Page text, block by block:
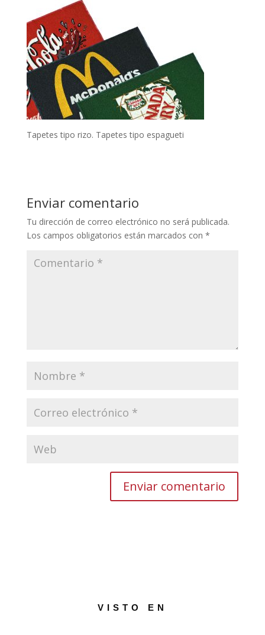
Tapetes tipo rizo. Tapetes tipo espagueti
Enviar comentario
Tu dirección de correo electrónico no será publicada.
Los campos obligatorios están marcados con *
VISTO EN